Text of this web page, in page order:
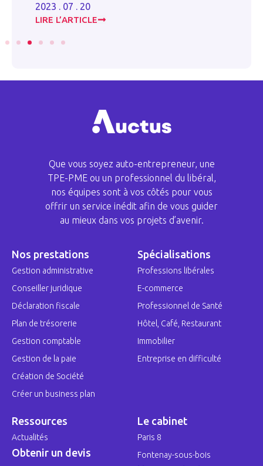
2023 . 07 . 20
LIRE L’ARTICLE
Que vous soyez auto-entrepreneur, une
TPE-PME ou un professionnel du libéral,
nos équipes sont à vos côtés pour vous
offrir un service inédit afin de vous guider
au mieux dans vos projets d’avenir.
Nos prestations
Gestion administrative
Conseiller juridique
Déclaration fiscale
Plan de trésorerie
Gestion comptable
Gestion de la paie
Création de Société
Créer un business plan
Spécialisations
Professions libérales
E-commerce
Professionnel de Santé
Hôtel, Café, Restaurant
Immobilier
Entreprise en difficulté
Ressources
Actualités
Obtenir un devis
Le cabinet
Paris 8
Fontenay-sous-bois